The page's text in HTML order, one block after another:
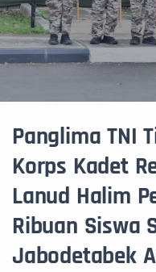
Panglima TNI
Korps Kadet
Lanud Halim
Ribuan Siswa
Jabodetabek